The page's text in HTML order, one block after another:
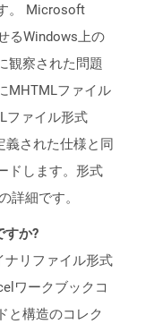
。 Microsoft
るWindows上の
観察された問題
MHTMLファイル
ファイル形式
義された仕様と同
ドします。形式
詳細です。
すか?
ナリファイル形式
ワークブックコ
と構造のコレク